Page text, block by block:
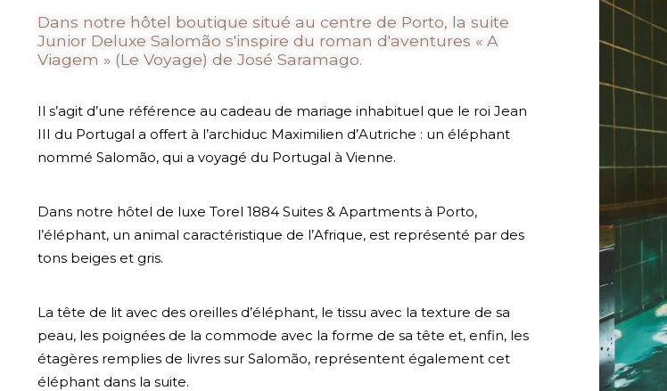
Dans notre hôtel boutique situé au centre de Porto, la suite
Junior Deluxe Salomão s'inspire du roman d'aventures « A
Viagem » (Le Voyage) de José Saramago.
Il s’agit d’une référence au cadeau de mariage inhabituel que le roi Jean
III du Portugal a offert à l’archiduc Maximilien d’Autriche : un éléphant
nommé Salomão, qui a voyagé du Portugal à Vienne.
Dans notre hôtel de luxe Torel 1884 Suites & Apartments à Porto,
l’éléphant, un animal caractéristique de l’Afrique, est représenté par des
tons beiges et gris.
La tête de lit avec des oreilles d’éléphant, le tissu avec la texture de sa
peau, les poignées de la commode avec la forme de sa tête et, enfin, les
étagères remplies de livres sur Salomão, représentent également cet
éléphant dans la suite.